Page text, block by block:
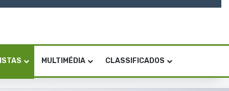
MULTIMÉDIA CLASSIFICADOS